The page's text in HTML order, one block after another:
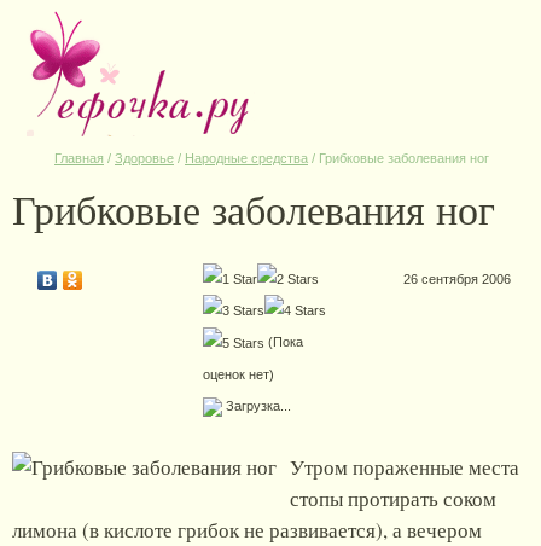
Главная / Здоровье / Народные средства / Грибковые заболевания ног
Грибковые заболевания ног
(Пока
оценок нет)
Загрузка...
26 сентября 2006
Утром пораженные места
стопы протирать соком
лимона (в кислоте грибок не развивается), а вечером